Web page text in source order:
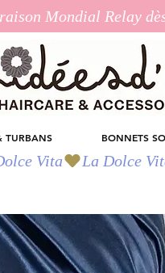
TURBANS BONNETS